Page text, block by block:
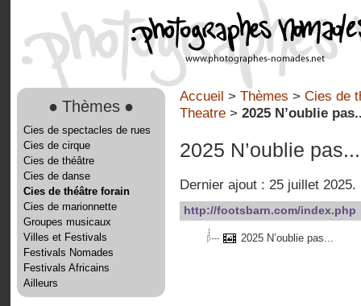
● Thèmes ●
Cies de spectacles de rues
Cies de cirque
Cies de théâtre
Cies de danse
Cies de théâtre forain
Cies de marionnette
Groupes musicaux
Villes et Festivals
Festivals Nomades
Festivals Africains
Ailleurs
Accueil > Thèmes > Cies de
Theatre> 2025 N’oublie
2025 N’oublie pas...
Dernier ajout : 25 juillet 2025.
http://footsbarn.com/index.php
2025 N’oublie pas...